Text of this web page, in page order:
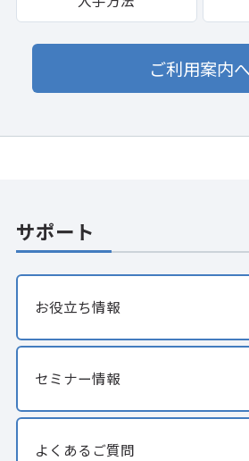
ご利用案内へ
サポート
お役立ち情報
セミナー情報
よくあるご質問